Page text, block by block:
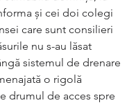
și cei doi colegi
care sunt consilieri
nu s-au lăsat
sistemul de drenare
o rigolă
drumul de acces spre